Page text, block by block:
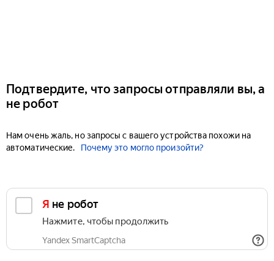
Подтвердите, что запросы отправляли вы, а
не робот
Нам очень жаль, но запросы с вашего устройства похожи на
автоматические.
Почему это могло произойти?
Я не робот
Нажмите, чтобы продолжить
Yandex SmartCaptcha